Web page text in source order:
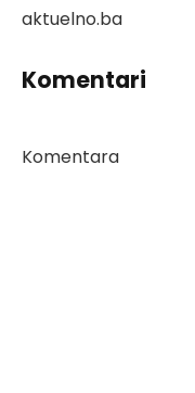
aktuelno.ba
Komentari
Komentara